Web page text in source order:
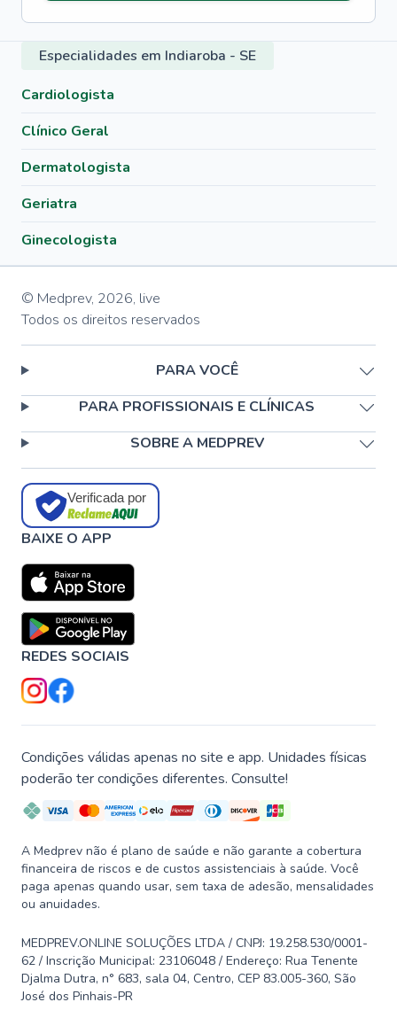
Especialidades em Indiaroba - SE
Cardiologista
Clínico Geral
Dermatologista
Geriatra
Ginecologista
© Medprev, 2026, live
Todos os direitos reservados
PARA VOCÊ
PARA PROFISSIONAIS E CLÍNICAS
SOBRE A MEDPREV
Verificada por
BAIXE O APP
REDES SOCIAIS
Condições válidas apenas no site e app. Unidades físicas
poderão ter condições diferentes. Consulte!
A Medprev não é plano de saúde e não garante a cobertura
financeira de riscos e de custos assistenciais à saúde. Você
paga apenas quando usar, sem taxa de adesão, mensalidades
ou anuidades.
MEDPREV.ONLINE SOLUÇÕES LTDA / CNPJ: 19.258.530/0001-
62 / Inscrição Municipal: 23106048 / Endereço: Rua Tenente
Djalma Dutra, n° 683, sala 04, Centro, CEP 83.005-360, São
José dos Pinhais-PR